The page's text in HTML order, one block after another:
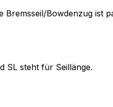
Bowdenzug ist
SL steht für Seillänge.